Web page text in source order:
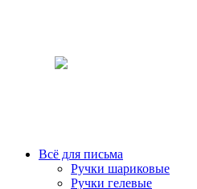
Всё для письма
Ручки шариковые
Ручки гелевые